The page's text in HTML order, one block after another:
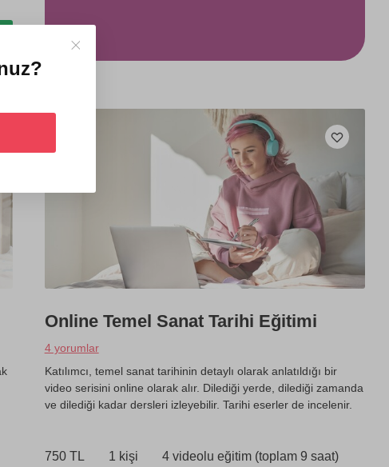
Online Temel Sanat Tarihi Eğitimi
4 yorumlar
Katılımcı, temel sanat tarihinin detaylı olarak anlatıldığı bir
video serisini online olarak alır. Dilediği yerde, dilediği zamanda
ve dilediği kadar dersleri izleyebilir. Tarihi eserler de incelenir.
750 TL 1 kişi 4 videolu eğitim (toplam 9 saat)